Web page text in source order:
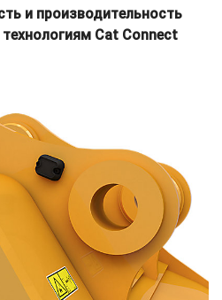
и производительность
Cat Connect